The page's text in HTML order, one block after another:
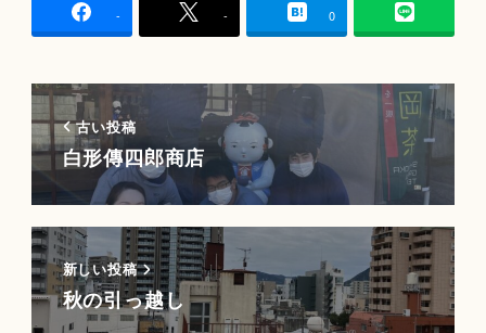
- - 0
古い投稿
白形傳四郎商店
新しい投稿
秋の引っ越し